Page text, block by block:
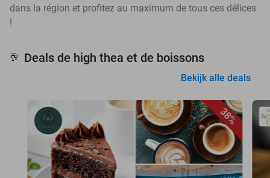
dans la région et profitez au maximum de tous ces délices
!
🥂 Deals de high thea et de boissons
Bekijk alle deals
38%